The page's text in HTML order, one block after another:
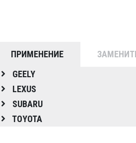
ПРИМЕНЕНИЕ
GEELY
LEXUS
SUBARU
TOYOTA